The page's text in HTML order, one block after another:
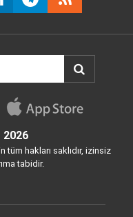
2026
hakları saklıdır, izinsiz
tabidir.